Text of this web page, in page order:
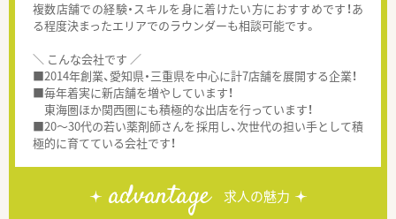
複数店舗での経験・スキルを身に着けたい方におすすめです！あ
る程度決まったエリアでのラウンダーも相談可能です。
＼ こんな会社です ／
■2014年創業、愛知県・三重県を中心に計7店舗を展開する企業！
■毎年着実に新店舗を増やしています！
東海圏ほか関西圏にも積極的な出店を行っています！
■20～30代の若い薬剤師さんを採用し、次世代の担い手として積
極的に育てている会社です！
advantage 求人の魅力